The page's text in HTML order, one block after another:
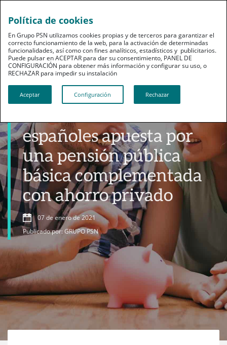
Ahorro
españoles apuesta por
una pensión pública
básica complementada
con ahorro privado
07 de enero de 2021
Publicado por: GRUPO PSN
Política de cookies
En Grupo PSN utilizamos cookies propias y de terceros para garantizar el
correcto funcionamiento de la web, para la activación de determinadas
funcionalidades, así como con fines analíticos, estadísticos y publicitarios.
Puede pulsar en ACEPTAR para dar su consentimiento, PANEL DE
CONFIGURACIÓN para obtener más información y configurar su uso, o
RECHAZAR para impedir su instalación​​​​​​​
Aceptar Configuración Rechazar